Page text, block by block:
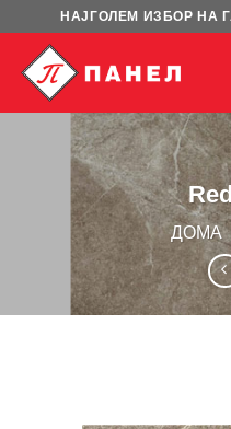
content
НАЈГОЛЕМ ИЗБОР НА
ДОМА